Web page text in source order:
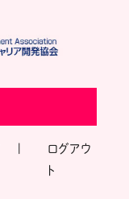
ログアウ
ト